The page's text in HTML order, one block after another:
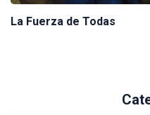
La Fuerza de Todas